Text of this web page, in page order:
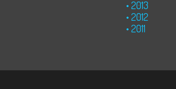
2013
2012
2011